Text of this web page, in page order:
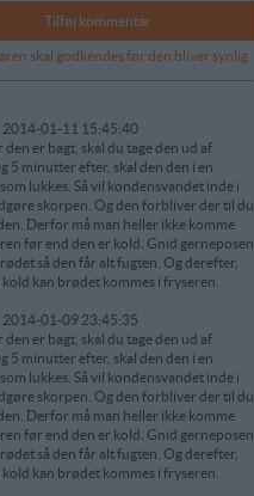
skal godkendes før den bliver synlig
2014-01-11 15:45:40
den er bagt, skal du tage den ud af
5 minutter efter, skal den den i en
lukkes. Så vil kondensvandet inde i
skorpen. Og den forbliver der til du
Derfor må man heller ikke komme
før end den er kold. Gnid gerneposen
så den får alt fugten. Og derefter,
kold kan brødet kommes i fryseren.
2014-01-09 23:45:35
den er bagt, skal du tage den ud af
5 minutter efter, skal den den i en
lukkes. Så vil kondensvandet inde i
skorpen. Og den forbliver der til du
Derfor må man heller ikke komme
før end den er kold. Gnid gerneposen
så den får alt fugten. Og derefter,
kold kan brødet kommes i fryseren.